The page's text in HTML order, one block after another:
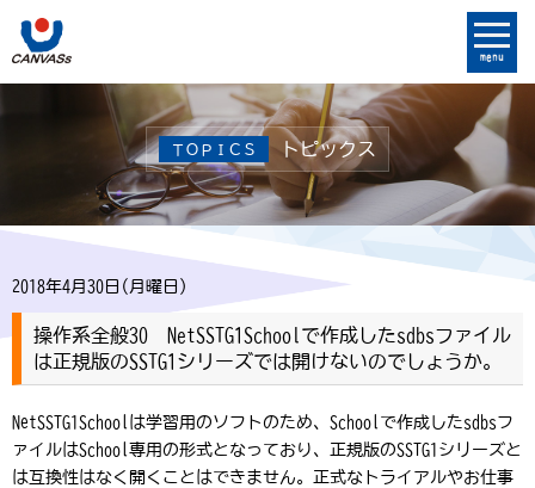
menu
ＴＯＰＩＣＳ トピックス
2018年4月30日(月曜日)
操作系全般30 NetSSTG1Schoolで作成したsdbsファイル
は正規版のSSTG1シリーズでは開けないのでしょうか。
NetSSTG1Schoolは学習用のソフトのため、Schoolで作成したsdbsフ
ァイルはSchool専用の形式となっており、正規版のSSTG1シリーズと
は互換性はなく開くことはできません。正式なトライアルやお仕事